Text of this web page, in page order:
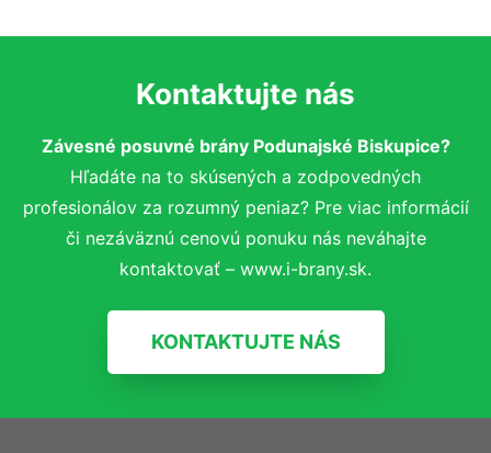
Kontaktujte nás
Závesné posuvné brány Podunajské Biskupice?
Hľadáte na to skúsených a zodpovedných
profesionálov za rozumný peniaz? Pre viac informácií
či nezáväznú cenovú ponuku nás neváhajte
kontaktovať – www.i-brany.sk.
KONTAKTUJTE NÁS